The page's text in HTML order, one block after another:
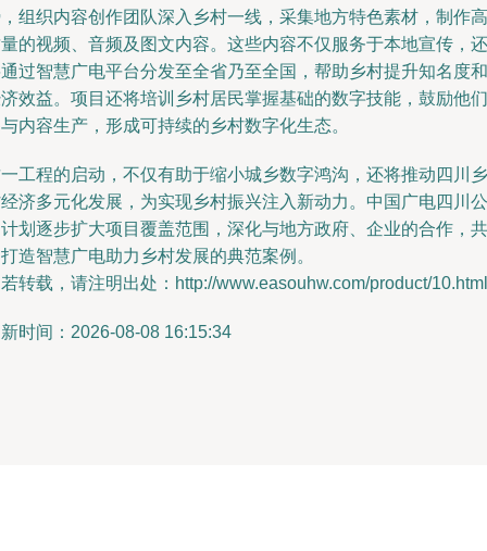
组织内容创作团队深入乡村一线，采集地方特色素材，制作高
的视频、音频及图文内容。这些内容不仅服务于本地宣传，还
过智慧广电平台分发至全省乃至全国，帮助乡村提升知名度和
效益。项目还将培训乡村居民掌握基础的数字技能，鼓励他们
内容生产，形成可持续的乡村数字化生态。
工程的启动，不仅有助于缩小城乡数字鸿沟，还将推动四川乡
济多元化发展，为实现乡村振兴注入新动力。中国广电四川公
划逐步扩大项目覆盖范围，深化与地方政府、企业的合作，共
造智慧广电助力乡村发展的典范案例。
转载，请注明出处：http://www.easouhw.com/product/10.html
时间：2026-08-08 16:15:34